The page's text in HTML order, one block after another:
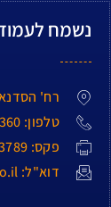
נשמח
רח' הסדנא 8 ביתן 10 א.ת
טלפון: 0722-575-360
פקס: 03-5593789
דוא"ל: avivih@havivi.co.il